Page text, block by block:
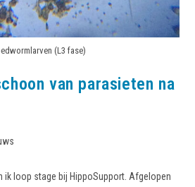
(L3 fase)
van parasieten na
ik loop stage bij HippoSupport. Afgelopen